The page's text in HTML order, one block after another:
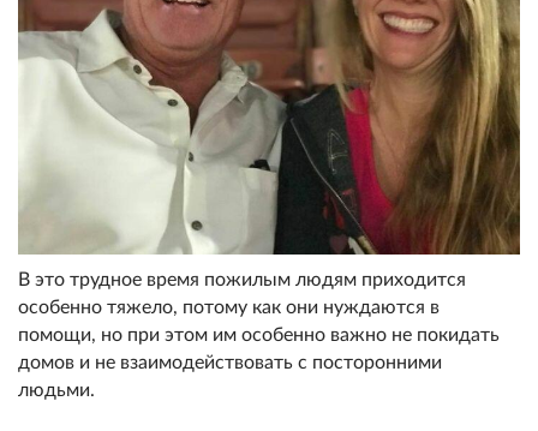
В это трудное время пожилым людям приходится
особенно тяжело, потому как они нуждаются в
помощи, но при этом им особенно важно не покидать
домов и не взаимодействовать с посторонними
людьми.